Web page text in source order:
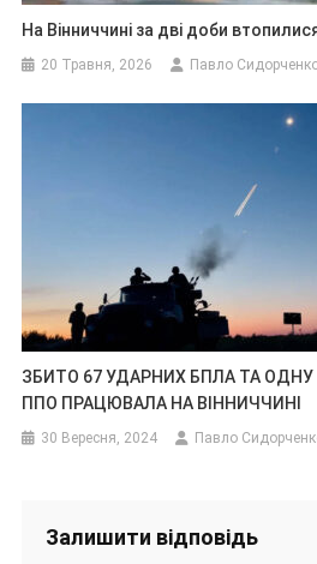
На Вінниччині за дві доби
20 Травня, 2026 Павло
ЗБИТО 67 УДАРНИХ БПЛА ТА ОДНУ
ППО ПРАЦЮВАЛА НА ВІННИЧЧИНІ
30 Вересня, 2024 Павло
Залишити відповідь